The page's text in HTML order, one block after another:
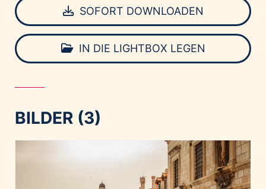
SOFORT DOWNLOADEN
IN DIE LIGHTBOX LEGEN
BILDER (3)